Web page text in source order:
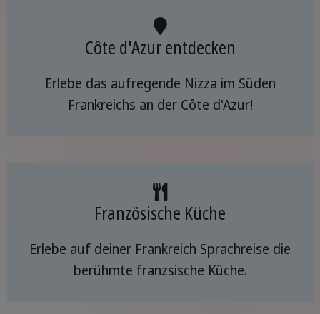
Côte d'Azur entdecken
Erlebe das aufregende Nizza im Süden
Frankreichs an der Côte d'Azur!
Französische Küche
Erlebe auf deiner Frankreich Sprachreise die
berühmte franzsische Küche.